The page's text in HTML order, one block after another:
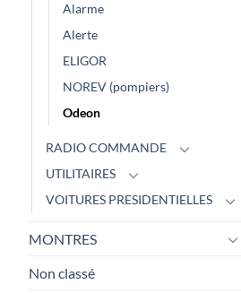
Alarme
Alerte
ELIGOR
NOREV (pompiers)
Odeon
RADIO COMMANDE
UTILITAIRES
VOITURES PRESIDENTIELLES
MONTRES
Non classé